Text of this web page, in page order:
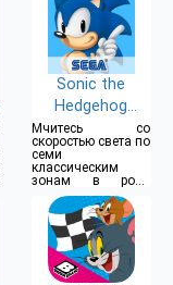
Sonic the
Hedgehog
Classic
Мчитесь со
скоростью света по
семи
классическим
зонам в роли
ежика Соника